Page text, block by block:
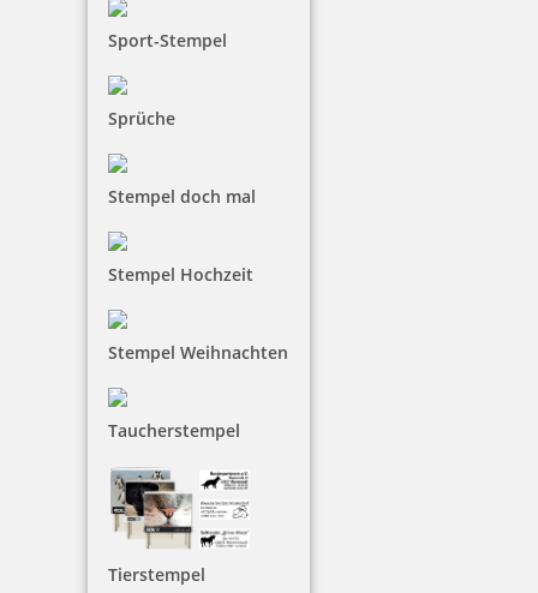
Sport-Stempel
Sprüche
Stempel doch mal
Stempel Hochzeit
Stempel Weihnachten
Taucherstempel
Tierstempel